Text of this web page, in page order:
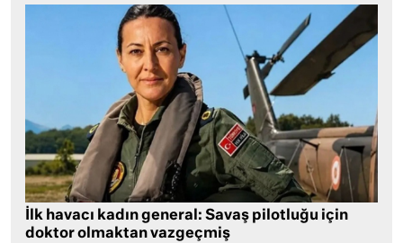
İlk havacı kadın general: Savaş pilotluğu için
doktor olmaktan vazgeçmiş